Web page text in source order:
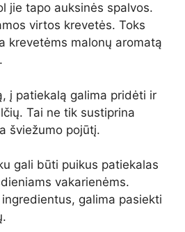
jie tapo auksinės spalvos.
virtos krevetės. Toks
krevetėms malonų aromatą
į patiekalą galima pridėti ir
Tai ne tik sustiprina
šviežumo pojūtį.
gali būti puikus patiekalas
vakarienėms.
galima pasiekti